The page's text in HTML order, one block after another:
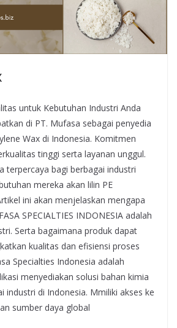
untuk Kebutuhan Industri Anda
di PT. Mufasa sebagai penyedia
Wax di Indonesia. Komitmen
tinggi serta layanan unggul.
terpercaya bagi berbagai industri
mereka akan lilin PE
ini akan menjelaskan mengapa
SPECIALTIES INDONESIA adalah
Serta bagaimana produk dapat
kualitas dan efisiensi proses
Specialties Indonesia adalah
menyediakan solusi bahan kimia
industri di Indonesia. Mmiliki akses ke
sumber daya global